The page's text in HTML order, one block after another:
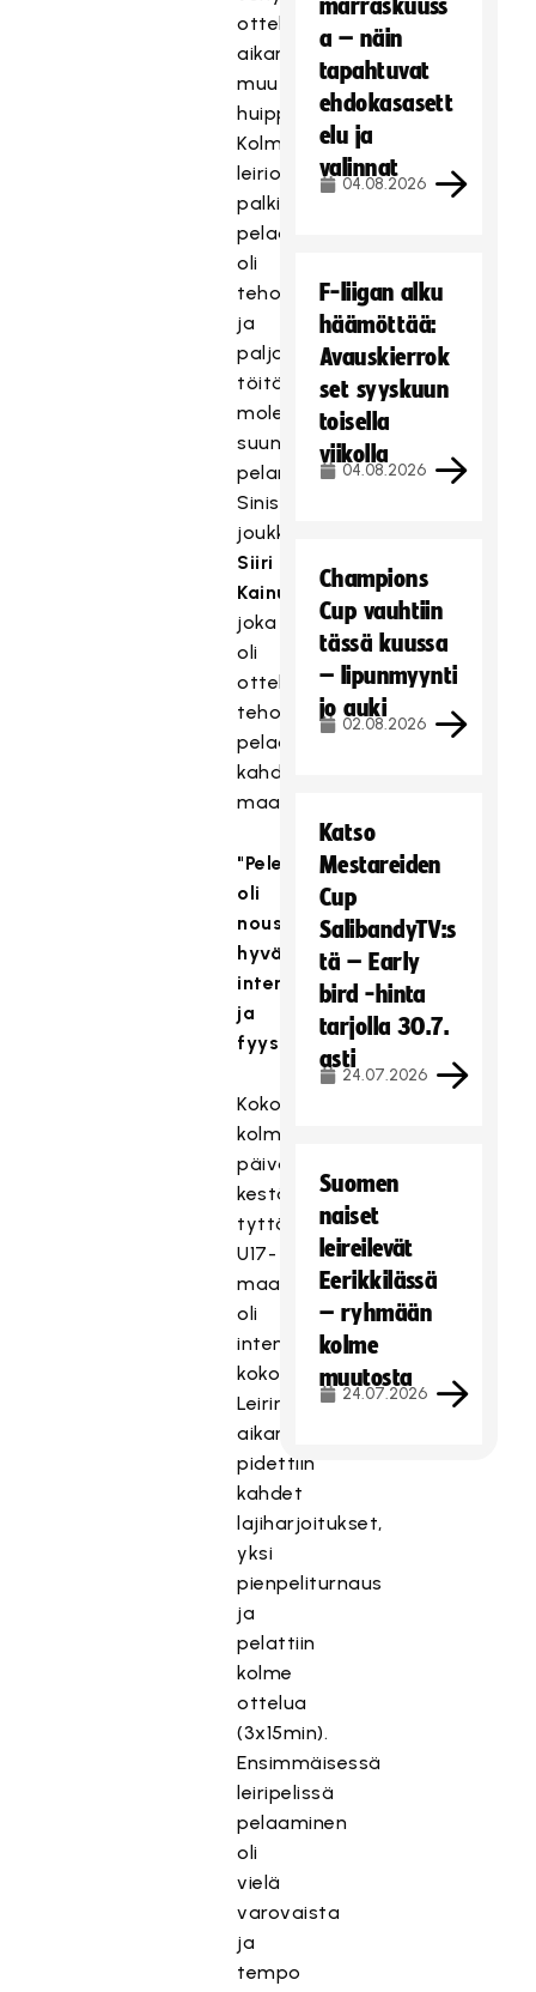
ottelun
aikana
muutamaan
huipputorjuntaan.
Kolmannen
leiriottelun
palkittu
pelaaja
oli
tehokkaasti
ja
paljon
töitä
molempiin
suuntiin
pelannut
Sinisen
joukkueen
Siiri
Kainulainen,
joka
oli
ottelun
tehokkain
pelaaja
kahdella
maalillaan.
"Peleissä
oli
nousujohteisesti
hyvää
intensiteettiä
ja
fyysisyyttä"
Kokonaisuutena
kolme
päivää
kestänyt
tyttöjen
U17-
maajoukkueleiri
oli
intensiivinen
kokonaisuus.
Leirin
aikana
pidettiin
kahdet
lajiharjoitukset,
yksi
pienpeliturnaus
ja
pelattiin
kolme
ottelua
(3x15min).
Ensimmäisessä
leiripelissä
pelaaminen
oli
vielä
varovaista
ja
tempo
marraskuuss
a – näin
tapahtuvat
ehdokasasett
elu ja
valinnat
04.08.2026
F-liigan alku
häämöttää:
Avauskierrok
set syyskuun
toisella
viikolla
04.08.2026
Champions
Cup vauhtiin
tässä kuussa
– lipunmyynti
jo auki
02.08.2026
Katso
Mestareiden
Cup
SalibandyTV:s
tä – Early
bird -hinta
tarjolla 30.7.
asti
24.07.2026
Suomen
naiset
leireilevät
Eerikkilässä
– ryhmään
kolme
muutosta
24.07.2026